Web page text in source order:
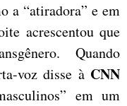
a “atiradora” e em
acrescentou que
Quando
voz disse à CNN
em um